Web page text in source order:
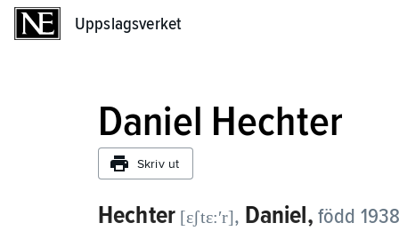
Uppslagsverket
Daniel Hechter
Skriv ut
Hechter [ɛʃtɛ:ʹr], Daniel, född